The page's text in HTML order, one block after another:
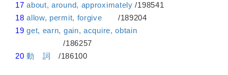
17 about, around, approximately /198541
18 allow, permit, forgive /189204
19 get, earn, gain, acquire, obtain
/186257
20 動 詞 /186100